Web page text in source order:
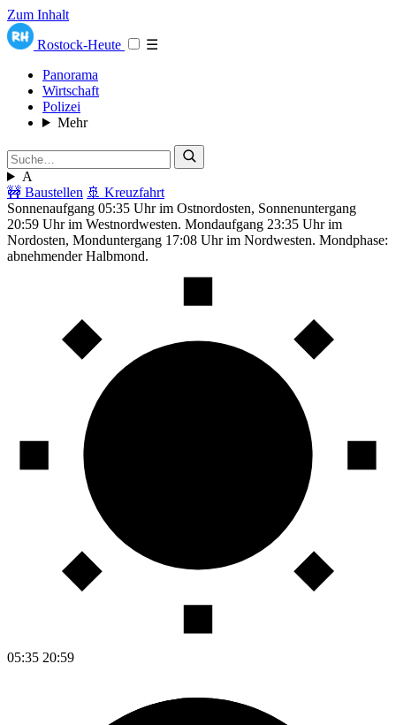
Zum Inhalt
Rostock-Heute
☰
Panorama
Wirtschaft
Polizei
Mehr
A
🚧 Baustellen 🚢 Kreuzfahrt
Sonnenaufgang 05:35 Uhr im Ostnordosten, Sonnenuntergang
20:59 Uhr im Westnordwesten. Mondaufgang 23:35 Uhr im
Nordosten, Monduntergang 17:08 Uhr im Nordwesten. Mondphase:
abnehmender Halbmond.
05:35 20:59